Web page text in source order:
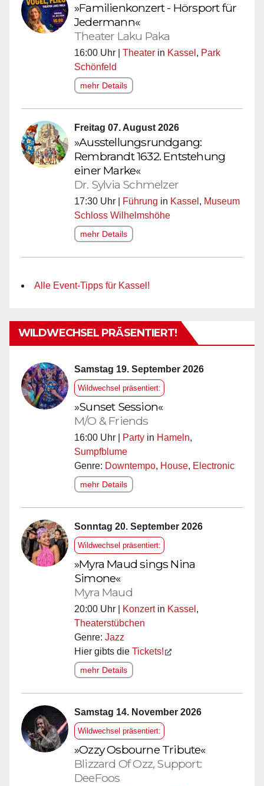
»Familienkonzert - Hörsport für
Jedermann«
Theater Laku Paka
16:00 Uhr | Theater in Kassel , Park
Schönfeld
mehr Details
Freitag 07. August 2026
»Ausstellungsrundgang:
Rembrandt 1632. Entstehung
einer Marke«
Dr. Sylvia Schmelzer
17:30 Uhr | Führung in Kassel , Museum
Schloss Wilhelmshöhe
mehr Details
Alle Event-Tipps für Kassel!
WILDWECHSEL PRÄSENTIERT!
Samstag 19. September 2026
Wildwechsel präsentiert:
»Sunset Session«
M/O & Friends
16:00 Uhr | Party in Hameln,
Sumpfblume
Genre: Downtempo, House, Electronic
mehr Details
Sonntag 20. September 2026
Wildwechsel präsentiert:
»Myra Maud sings Nina
Simone«
Myra Maud
20:00 Uhr | Konzertin Kassel ,
Theaterstübchen
Genre: Jazz
Hier gibts die Tickets!
mehr Details
Samstag 14. November 2026
Wildwechsel präsentiert:
»Ozzy Osbourne Tribute«
Blizzard Of Ozz, Support:
DeeFoos